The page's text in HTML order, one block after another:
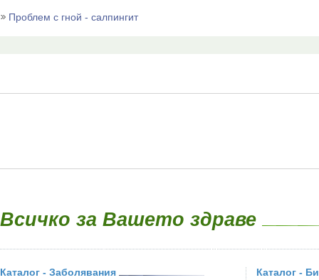
Проблем с гной - салпингит
Всичко за Вашето здраве
Каталог - Заболявания Каталог -